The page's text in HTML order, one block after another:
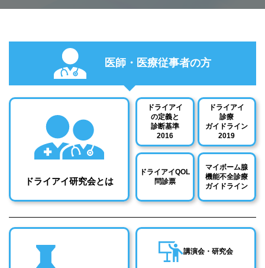
医師・医療従事者の方
ドライアイ研究会とは
ドライアイ
の定義と
診断基準
2016
ドライアイ
診療
ガイドライン
2019
ドライアイQOL
問診票
マイボーム腺
機能不全診療
ガイドライン
講演会・研究会